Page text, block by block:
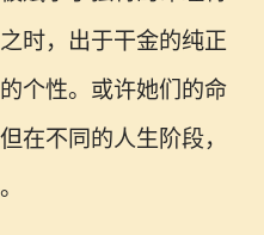
时，出于干金的纯正
个性。或许她们的命
在不同的人生阶段，